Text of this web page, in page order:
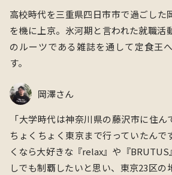
高校時代を三重県四日市市で過ごした
を機に上京。氷河期と言われた就職活
のルーツである雑誌を通して定食王
す。
岡澤さん
「大学時代は神奈川県の藤沢市に住
ちょくちょく東京まで行っていたんで
くなら大好きな『relax』や『
しでも制覇したいと思い、東京23区の